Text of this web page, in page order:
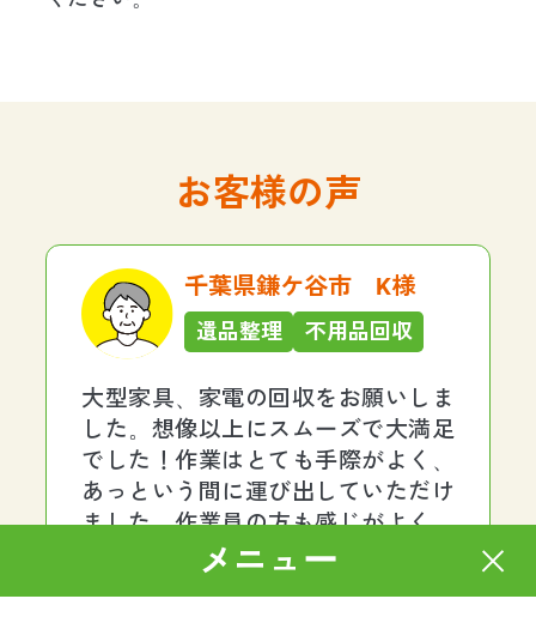
メニュー
お客様の声
千葉県鎌ケ谷市 K様
遺品整理 不用品回収
大型家具、家電の回収をお願いしま
した。想像以上にスムーズで大満足
でした！作業はとても手際がよく、
あっという間に運び出していただけ
ました。作業員の方も感じがよく、
終始丁寧で安心してお任せできまし